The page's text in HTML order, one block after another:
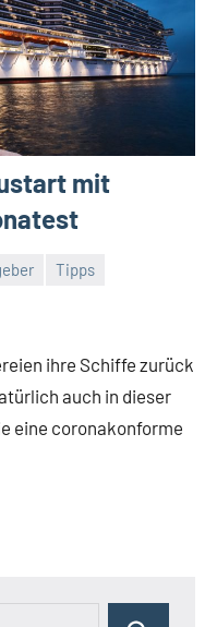
mit
Tipps
ihre Schiffe zurück
auch in dieser
eine coronakonforme